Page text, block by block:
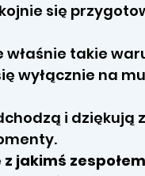
się
takie
wyłącznie na
i dziękują
jakimś